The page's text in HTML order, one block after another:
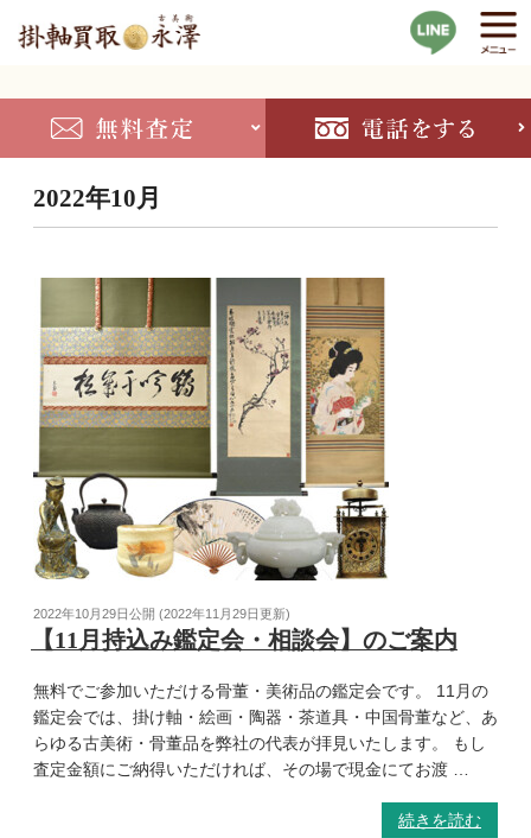
2022年10月
2022年10月29日公開 (2022年11月29日更新)
【11月持込み鑑定会・相談会】のご案内
無料でご参加いただける骨董・美術品の鑑定会です。 11月の
鑑定会では、掛け軸・絵画・陶器・茶道具・中国骨董など、あ
らゆる古美術・骨董品を弊社の代表が拝見いたします。 もし
査定金額にご納得いただければ、その場で現金にてお渡 …
続きを読む